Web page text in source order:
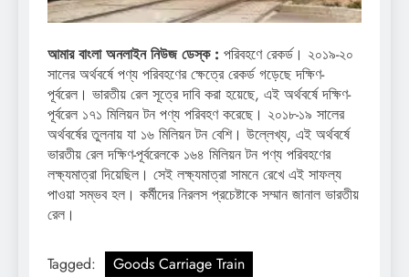
আমার বাংলা অনলাইন নিউজ ডেস্ক : পরিবহণে রেকর্ড। ২০১৯-২০
সালের অর্থবর্ষে পণ্য পরিবহণের ক্ষেত্রে রেকর্ড গড়েছে দক্ষিণ-
পূর্বরেল। ভারতীয় রেল সূত্রে দাবি করা হয়েছে, এই অর্থবর্ষে দক্ষিণ-
পূর্বরেল ১৭১ মিলিয়ন টন পণ্য পরিবহণ করেছে। ২০১৮-১৯ সালের
অর্থবর্ষের তুলনায় যা ১৬ মিলিয়ন টন বেশি। উল্লেখ্য, এই অর্থবর্ষে
ভারতীয় রেল দক্ষিণ-পূর্বরেলকে ১৬৪ মিলিয়ন টন পণ্য পরিবহণের
লক্ষ্যমাত্রা দিয়েছিল। সেই লক্ষ্যমাত্রা সামনে রেখে এই সাফল্য
পাওয়া সম্ভব হল। কর্মীদের নিরলস প্রচেষ্টাকে সম্মান জানাল ভারতীয়
রেল।
Tagged:
Goods Carriage Train